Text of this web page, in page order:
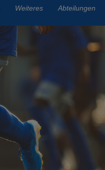
Weiteres Abteilungen